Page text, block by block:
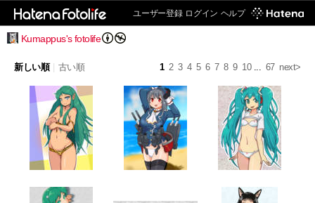
ユーザー登録 ログイン ヘルプ
Kumappus's fotolife
1 2 3 4 5 6 7 8 9 10... 67 next>
新しい順 古い順